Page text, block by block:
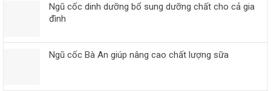
Ngũ cốc dinh dưỡng bổ sung dưỡng chất cho cả gia
đình
Ngũ cốc Bà An giúp nâng cao chất lượng sữa